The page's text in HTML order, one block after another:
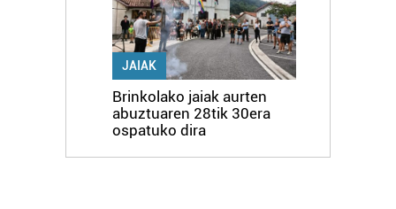
JAIAK
Brinkolako jaiak aurten
abuztuaren 28tik 30era
ospatuko dira